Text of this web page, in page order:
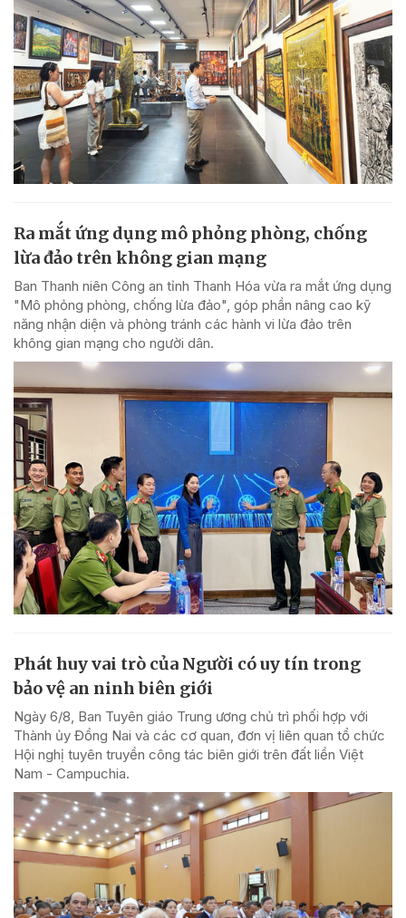
Ra mắt ứng dụng mô phỏng phòng, chống
lừa đảo trên không gian mạng
Ban Thanh niên Công an tỉnh Thanh Hóa vừa ra mắt ứng dụng
"Mô phỏng phòng, chống lừa đảo", góp phần nâng cao kỹ
năng nhận diện và phòng tránh các hành vi lừa đảo trên
không gian mạng cho người dân.
Phát huy vai trò của Người có uy tín trong
bảo vệ an ninh biên giới
Ngày 6/8, Ban Tuyên giáo Trung ương chủ trì phối hợp với
Thành ủy Đồng Nai và các cơ quan, đơn vị liên quan tổ chức
Hội nghị tuyên truyền công tác biên giới trên đất liền Việt
Nam - Campuchia.